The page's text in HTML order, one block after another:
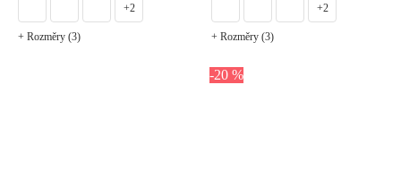
+2
+ Rozměry (3)
+2
+ Rozměry (3)
-20 %